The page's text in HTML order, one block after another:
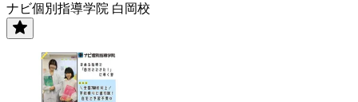
ナビ個別指導学院 白岡校